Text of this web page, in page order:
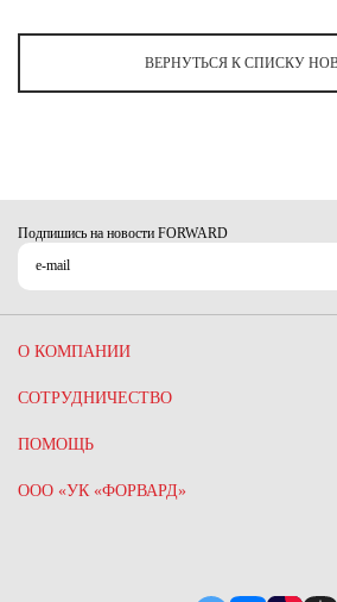
ВЕРНУТЬСЯ К СПИСКУ
Подпишись на новости FORWARD
О КОМПАНИИ
СОТРУДНИЧЕСТВО
ПОМОЩЬ
ООО «УК «ФОРВАРД»